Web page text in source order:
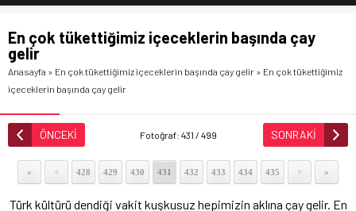
En çok tükettiğimiz içeceklerin başında çay
gelir
Anasayfa » En çok tükettiğimiz içeceklerin başında çay gelir » En çok tükettiğimiz
içeceklerin başında çay gelir
ÖNCEKİ Fotoğraf: 431 / 499 SONRAKİ
« < 428 429 430 431 432 433 434 435 > »
Türk kültürü dendiği vakit kuşkusuz hepimizin aklına çay gelir. En